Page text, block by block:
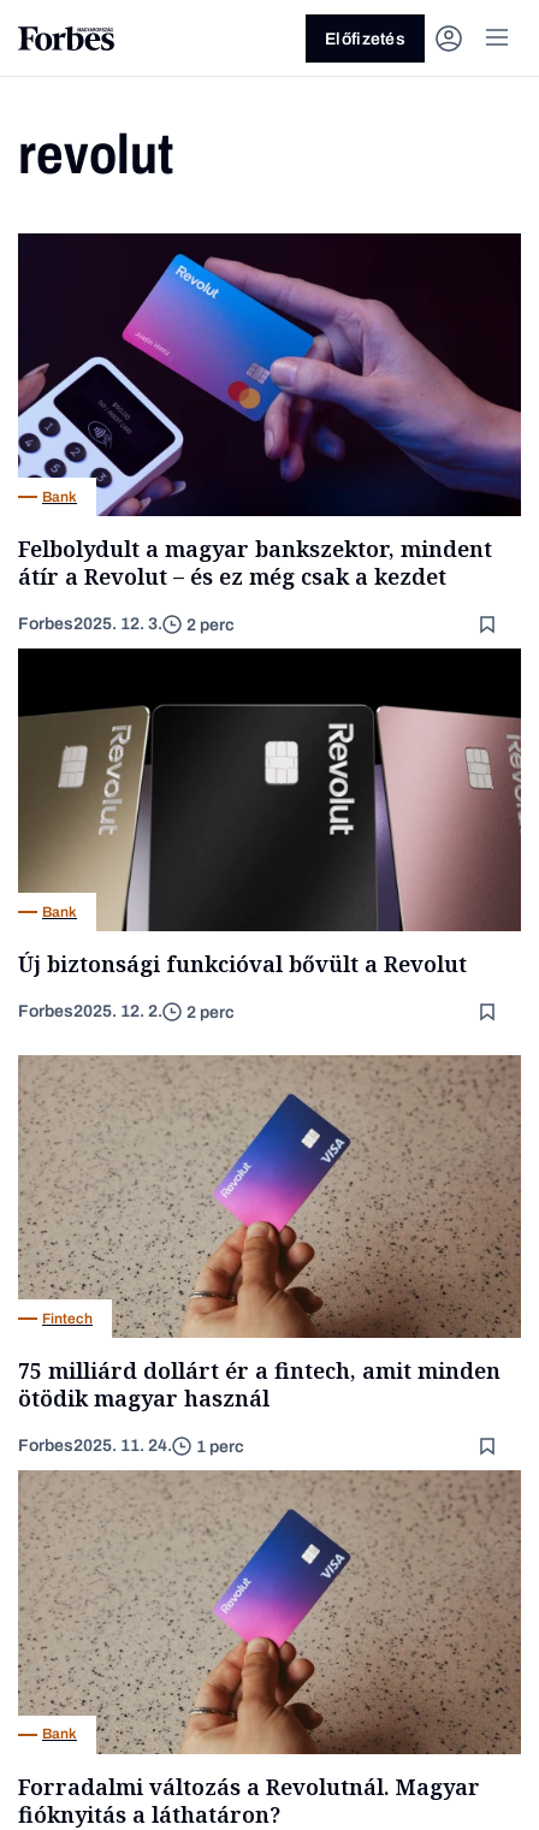
Vagy fedezze fel a következő
témákat
Üzlet Pénz Zöld Legyél jobb!
Előfizetés
revolut
Bank
Felbolydult a magyar bankszektor, mindent
átír a Revolut – és ez még csak a kezdet
Forbes2025. 12. 3. 2 perc
Bank
Új biztonsági funkcióval bővült a Revolut
Forbes2025. 12. 2. 2 perc
Fintech
75 milliárd dollárt ér a fintech, amit minden
ötödik magyar használ
Forbes2025. 11. 24. 1 perc
Bank
Forradalmi változás a Revolutnál. Magyar
fióknyitás a láthatáron?